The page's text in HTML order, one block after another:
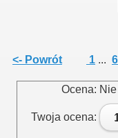
<- Powrót 1 ... 6
Ocena:
Twoja ocena: